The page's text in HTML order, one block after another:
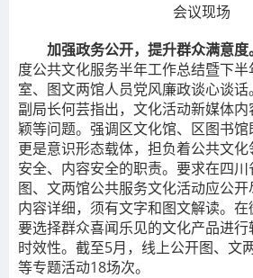
会议现场
加强政务公开，提升群众满意度
度公共文化服务半年工作总结暨下
室、图文两馆人员党风廉政谈心谈
副局长何芸指出，文化活动新媒体
颖等问题。强调区文化馆、区图书馆
更是意识形态载体，担负着公共文
安全、内容安全的职责。要求在四川
图、文两馆公共服务文化活动应公开
内容详细，须有文字和图文解读。在
要选择群众喜闻乐见的文化产品进
时效性。截至5月，线上公开图、文
等专题活动18场次。